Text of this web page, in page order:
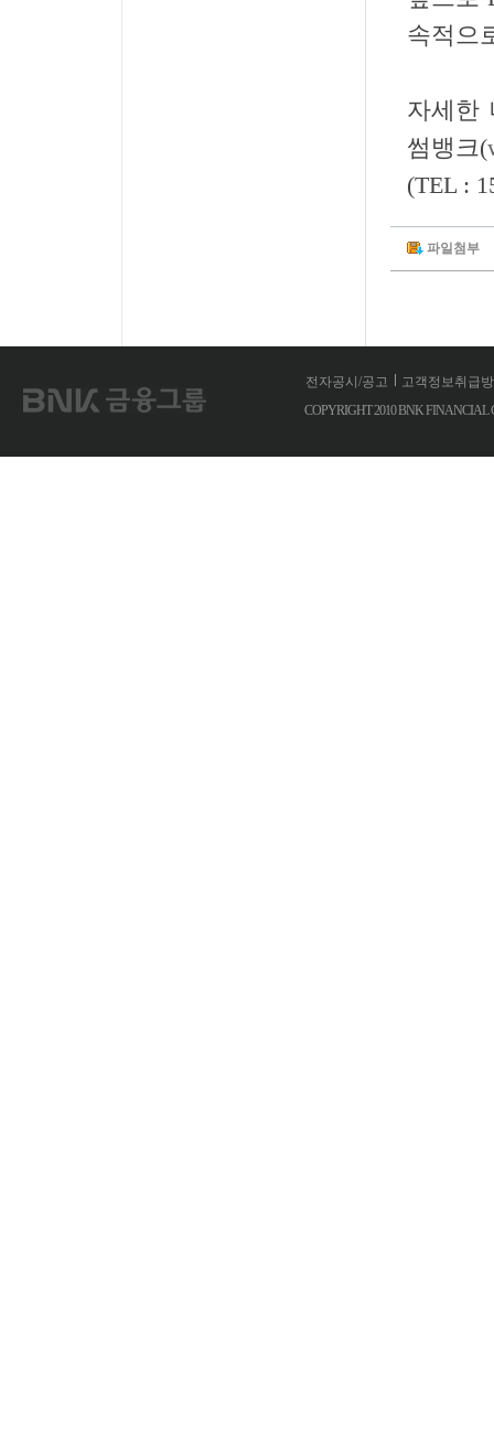
속적으
자세한
썸뱅크(
(TEL :
파일첨부
전자공시/공고
고객정보취급
COPYRIGHT 2010 BNK FINANCIAL